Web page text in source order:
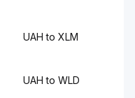
UAH to XLM
UAH to WLD